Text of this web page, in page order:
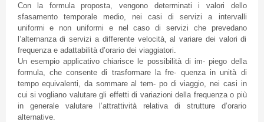
Con la formula proposta, vengono determinati i valori dello
sfasamento temporale medio, nei casi di servizi a intervalli
uniformi e non uniformi e nel caso di servizi che prevedano
l’alternanza di servizi a differente velocità, al variare dei valori di
frequenza e adattabilità d’orario dei viaggiatori.
Un esempio applicativo chiarisce le possibilità di im- piego della
formula, che consente di trasformare la fre- quenza in unità di
tempo equivalenti, da sommare al tem- po di viaggio, nei casi in
cui si vogliano valutare gli effetti di variazioni della frequenza o più
in generale valutare l’attrattività relativa di strutture d’orario
alternative.